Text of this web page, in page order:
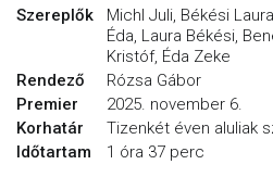
Szereplők
Michl Juli, Békési
Éda, Laura Békési,
Kristóf, Éda Zeke
Rendező
Rózsa Gábor
Premier
2025. november 6.
Korhatár
Tizenkét éven aluliak
Időtartam
1 óra 37 perc